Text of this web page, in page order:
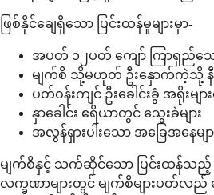
ဖြစ်နိုင်ချေရှိသော ပြင်းထန်မှုများမှာ-
အပတ် ၁၂ပတ် ကျော် ကြာရှည်သော
မျက်စိ သို့မဟုတ် ဦးနှောက်ကဲ့သို့ နီး
ပတ်ဝန်းကျင် ဦးခေါင်းခွံ အရိုးမျ
နှာခေါင်း ဧရိယာတွင် သွေးခဲများ
အလွန်ရှားပါးသော အခြေအနေမျာ
မျက်စိနှင့် သက်ဆိုင်သော ပြင်းထန်သည့် ပ
လက္ခဏာများတွင် မျက်စိများပတ်လည်